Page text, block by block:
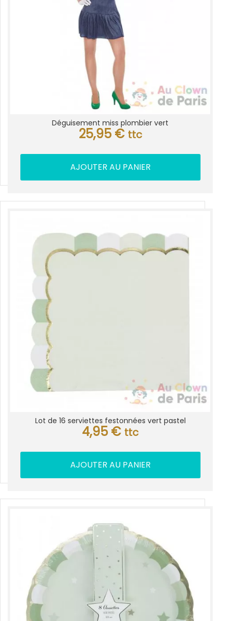
Déguisement miss plombier vert
25,95 € ttc
AJOUTER AU PANIER
Lot de 16 serviettes festonnées vert pastel
4,95 € ttc
AJOUTER AU PANIER